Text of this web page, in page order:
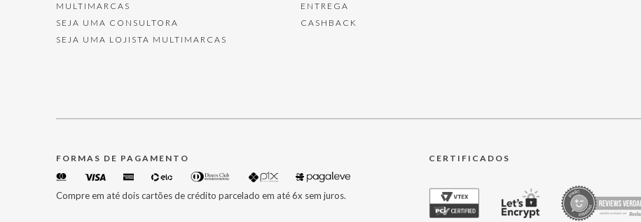
MULTIMARCAS
SEJA UMA CONSULTORA
SEJA UMA LOJISTA MULTIMARCAS
ENTREGA
CASHBACK
FORMAS DE PAGAMENTO
Compre em até dois cartões de crédito parcelado em até 6x sem juros.
CERTIFICADOS